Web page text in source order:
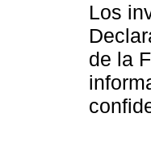
Los
de la